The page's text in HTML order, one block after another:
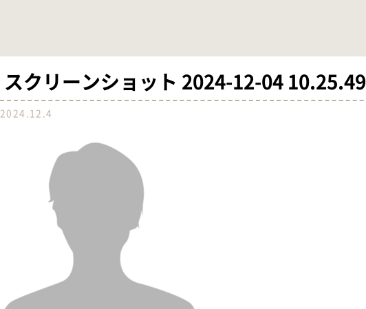
スクリーンショット 2024-12-04 10.25.49
2024.12.4